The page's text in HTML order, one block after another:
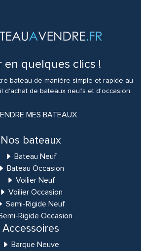
en quelques clics !
bateau de manière simple et rapide au
d'achat de bateaux neufs et d'occasion.
MES BATEAUX
Nos bateaux
Bateau Neuf
Bateau Occasion
Voilier Neuf
Voilier Occasion
Semi-Rigide Neuf
Rigide Occasion
Accessoires
Barque Neuve